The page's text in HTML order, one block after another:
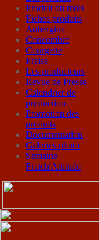
Produit du mois
Fiches produits
Aubergine
Concombre
Courgette
Fraise
Les producteurs
Revue de Presse
Calendrier de
production
Promotion des
produits
Documentation
Galeries photo
Semaine
Fraich'Attitude